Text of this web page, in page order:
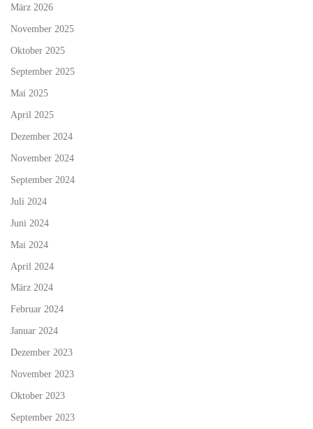
März 2026
November 2025
Oktober 2025
September 2025
Mai 2025
April 2025
Dezember 2024
November 2024
September 2024
Juli 2024
Juni 2024
Mai 2024
April 2024
März 2024
Februar 2024
Januar 2024
Dezember 2023
November 2023
Oktober 2023
September 2023